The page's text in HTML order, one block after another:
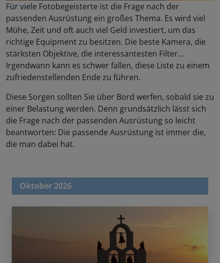
Für viele Fotobegeisterte ist die Frage nach der
passenden Ausrüstung ein großes Thema. Es wird viel
Mühe, Zeit und oft auch viel Geld investiert, um das
richtige Equipment zu besitzen. Die beste Kamera, die
stärksten Objektive, die interessantesten Filter...
Irgendwann kann es schwer fallen, diese Liste zu einem
zufriedenstellenden Ende zu führen.
Diese Sorgen sollten Sie über Bord werfen, sobald sie zu
einer Belastung werden. Denn grundsätzlich lässt sich
die Frage nach der passenden Ausrüstung so leicht
beantworten: Die passende Ausrüstung ist immer die,
die man dabei hat.
Oktober 2026